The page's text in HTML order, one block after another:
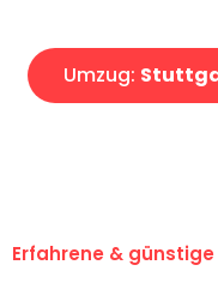
Umzug:
Erfahrene &